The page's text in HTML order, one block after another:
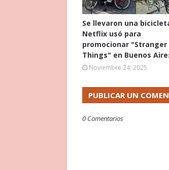
Se llevaron una
Netflix usó para
promocionar "Stranger
Things" en Buenos
Noviembre 24, 2025
PUBLICAR UN
0 Comentarios